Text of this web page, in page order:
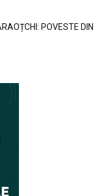
POVESTE DIN